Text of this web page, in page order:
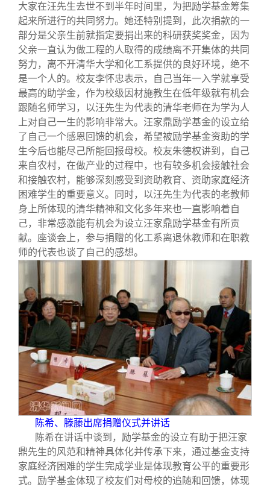
大家在汪先生去世不到半年时间里，为把励学基金筹集
起来所进行的共同努力。她还特别提到，此次捐款的一
部分是父亲生前就指定要捐出来的科研获奖奖金，因为
父亲一直认为做工程的人取得的成绩离不开集体的共同
努力，离不开清华大学和化工系提供的良好环境，绝不
是一个人的。校友李怀忠表示，自己当年一入学就享受
最高的助学金，作为校级因材施教生在低年级就有机会
跟随名师学习，以汪先生为代表的清华老师在为学为人
上对自己一生的影响非常大。汪家鼎励学基金的设立给
了自己一个感恩回馈的机会，希望被励学基金资助的学
生今后也能尽己所能回报母校。校友朱德权讲到，自己
来自农村，在做产业的过程中，也有较多机会接触社会
和接触农村，能够深刻感受到资助教育、资助家庭经济
困难学生的重要意义。同时，以汪先生为代表的老教师
身上所体现的清华精神和文化多年来也一直影响着自
己，非常感激能有机会为设立汪家鼎励学基金有所贡
献。座谈会上，参与捐赠的化工系离退休教师和在职教
师的代表也谈了自己的感想。
陈希、滕藤出席捐赠仪式并讲话
陈希在讲话中谈到，励学基金的设立有助于把汪家
鼎先生的风范和精神具体化并传承下来，通过基金支持
家庭经济困难的学生完成学业是体现教育公平的重要形
式。励学基金体现了校友们对母校的追随和回馈，体现